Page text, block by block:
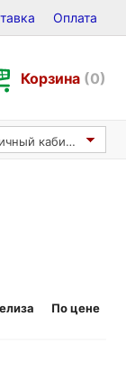
Оплата
Корзина (0)
Личный кабинет
По цене